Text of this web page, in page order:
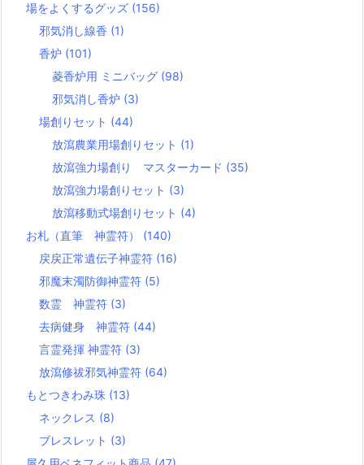
場をよくするグッズ (156)
邪気消し線香 (1)
香炉 (101)
菱香炉用 ミニバッグ (98)
邪気消し香炉 (3)
場創りセット (44)
放瀉農業用場創りセット (1)
放瀉強力場創り マスターカード (35)
放瀉強力場創りセット (3)
放瀉移動式場創りセット (4)
お札（直筆 神霊符） (140)
戻戻正常遺伝子神霊符 (16)
邪魔末濁防御神霊符 (5)
数霊 神霊符 (3)
去病健身 神霊符 (44)
言霊発揮 神霊符 (3)
放瀉修祓邪気神霊符 (64)
もとつきわみ珠 (13)
ネックレス (8)
ブレスレット (3)